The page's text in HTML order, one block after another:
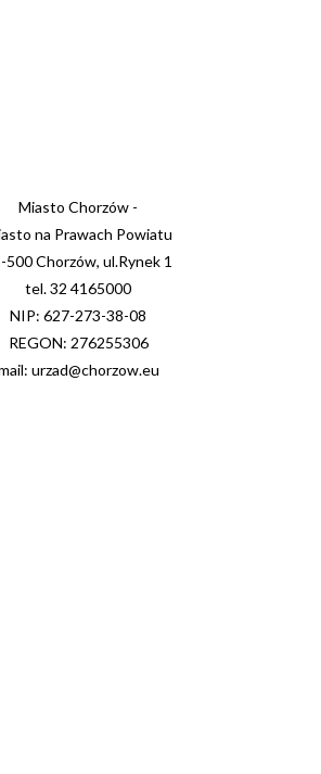
Miasto Chorzów -
na Prawach Powiatu
500 Chorzów, ul.Rynek 1
tel. 32 4165000
NIP: 627-273-38-08
REGON: 276255306
urzad@chorzow.eu